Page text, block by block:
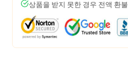
상품을 받지 못한 경우 전액 환불